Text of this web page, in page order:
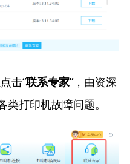
击“联系专家”，由资深
类打印机故障问题。